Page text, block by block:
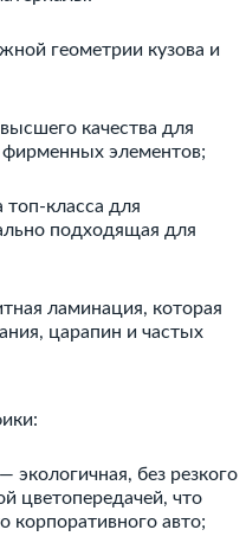
геометрии кузова и
качества для
фирменных элементов;
класса для
подходящая для
ламинация, которая
царапин и частых
экологичная, без резкого
цветопередачей, что
корпоративного авто;